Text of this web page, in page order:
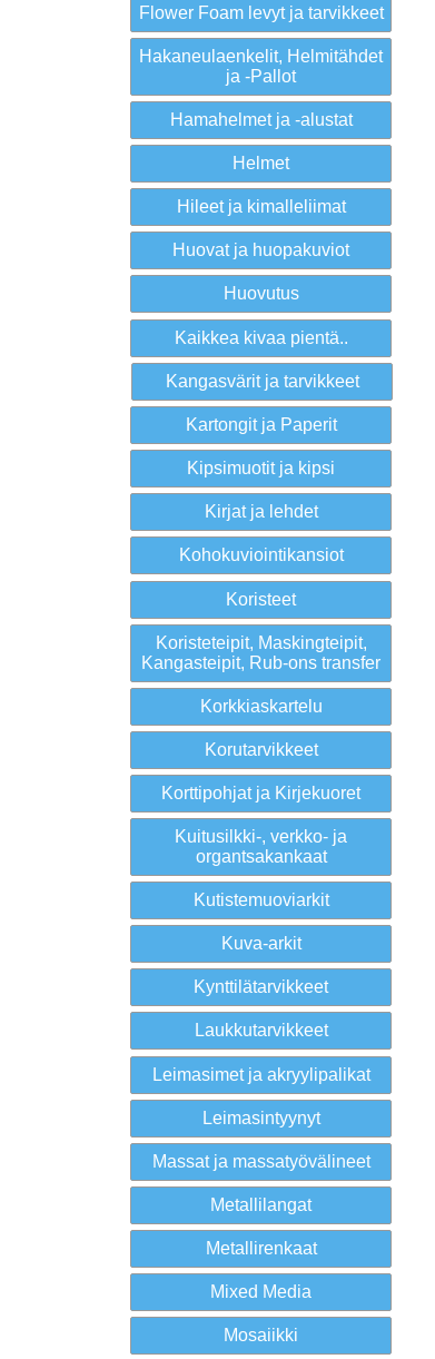
Flower Foam levyt ja tarvikkeet
Hakaneulaenkelit, Helmitähdet
ja -Pallot
Hamahelmet ja -alustat
Helmet
Hileet ja kimalleliimat
Huovat ja huopakuviot
Huovutus
Kaikkea kivaa pientä..
Kangasvärit ja tarvikkeet
Kartongit ja Paperit
Kipsimuotit ja kipsi
Kirjat ja lehdet
Kohokuviointikansiot
Koristeet
Koristeteipit, Maskingteipit,
Kangasteipit, Rub-ons transfer
Korkkiaskartelu
Korutarvikkeet
Korttipohjat ja Kirjekuoret
Kuitusilkki-, verkko- ja
organtsakankaat
Kutistemuoviarkit
Kuva-arkit
Kynttilätarvikkeet
Laukkutarvikkeet
Leimasimet ja akryylipalikat
Leimasintyynyt
Massat ja massatyövälineet
Metallilangat
Metallirenkaat
Mixed Media
Mosaiikki